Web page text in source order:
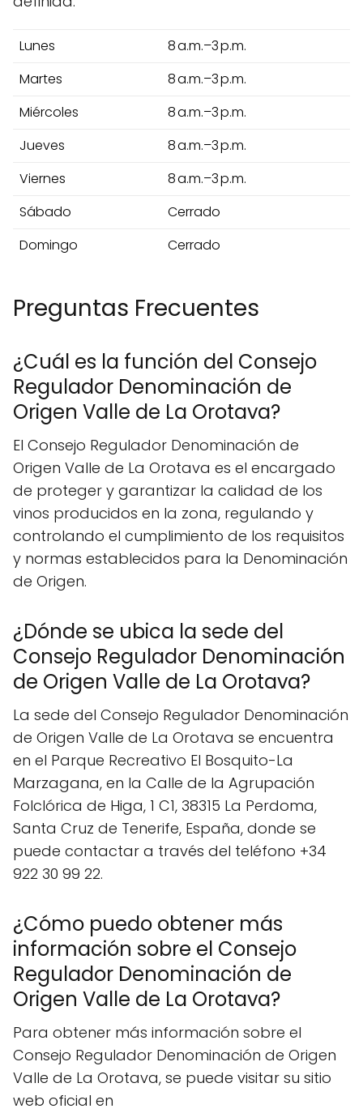
Lunes
8 a.m.–3 p.m.
Martes
8 a.m.–3 p.m.
Miércoles
8 a.m.–3 p.m.
Jueves
8 a.m.–3 p.m.
Viernes
8 a.m.–3 p.m.
Sábado
Cerrado
Domingo
Cerrado
Preguntas Frecuentes
¿Cuál es la función del Consejo
Regulador Denominación de
Origen Valle de La Orotava?
El Consejo Regulador Denominación de
Origen Valle de La Orotava es el encargado
de proteger y garantizar la calidad de los
vinos producidos en la zona, regulando y
controlando el cumplimiento de los requisitos
y normas establecidos para la Denominación
de Origen.
¿Dónde se ubica la sede del
Consejo Regulador Denominación
de Origen Valle de La Orotava?
La sede del Consejo Regulador Denominación
de Origen Valle de La Orotava se encuentra
en el Parque Recreativo El Bosquito-La
Marzagana, en la Calle de la Agrupación
Folclórica de Higa, 1 C1, 38315 La Perdoma,
Santa Cruz de Tenerife, España, donde se
puede contactar a través del teléfono +34
922 30 99 22.
¿Cómo puedo obtener más
información sobre el Consejo
Regulador Denominación de
Origen Valle de La Orotava?
Para obtener más información sobre el
Consejo Regulador Denominación de Origen
Valle de La Orotava, se puede visitar su sitio
web oficial en